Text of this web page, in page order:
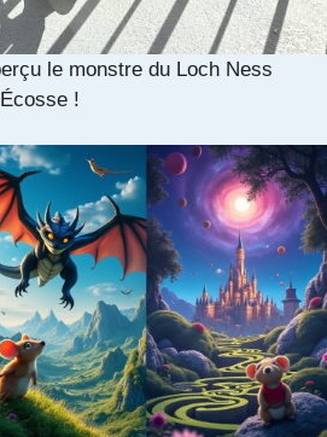
le monstre du Loch Ness
!